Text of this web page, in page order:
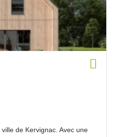
de Kervignac. Avec une